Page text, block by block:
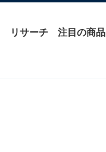
リサーチ 注目の商品